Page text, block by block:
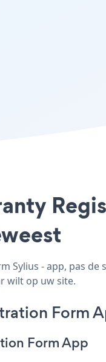
Sylius - app, pas
wilt op uw site.
Form
Form App